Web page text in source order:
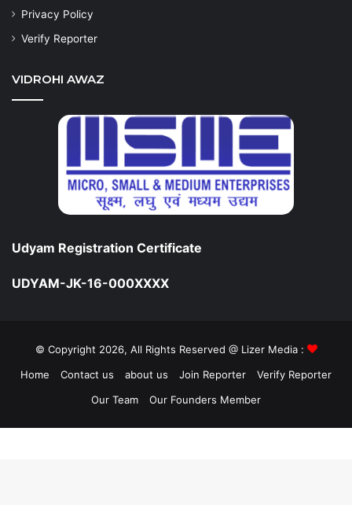
Privacy Policy
Verify Reporter
VIDROHI AWAZ
Udyam Registration Certificate
UDYAM-JK-16-000XXXX
© Copyright 2026, All Rights Reserved @ Lizer Media :
Home
Contact us about us Join Reporter
Verify Reporter
Our Team
Our Founders Member